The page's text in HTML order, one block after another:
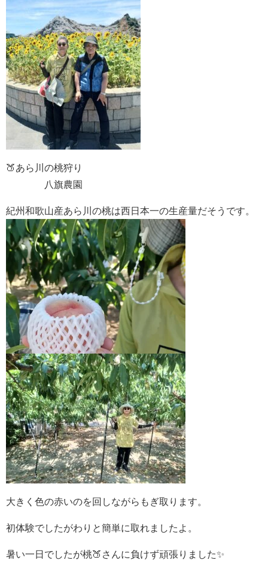
🍑あら川の桃狩り
八旗農園
紀州和歌山産あら川の桃は西日本一の生産量だそうです。
大きく色の赤いのを回しながらもぎ取ります。
初体験でしたがわりと簡単に取れましたよ。
暑い一日でしたが桃🍑さんに負けず頑張りました✨